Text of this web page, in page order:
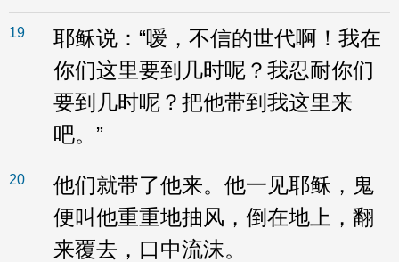
19
耶稣说：“嗳，不信的世代啊！我在
你们这里要到几时呢？我忍耐你们
要到几时呢？把他带到我这里来
吧。”
20
他们就带了他来。他一见耶稣，鬼
便叫他重重地抽风，倒在地上，翻
来覆去，口中流沫。